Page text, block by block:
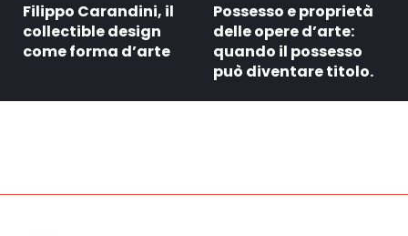
Filippo Carandini, il
collectible design
come forma d’arte
Possesso e proprietà
delle opere d’arte:
quando il possesso
può diventare titolo.